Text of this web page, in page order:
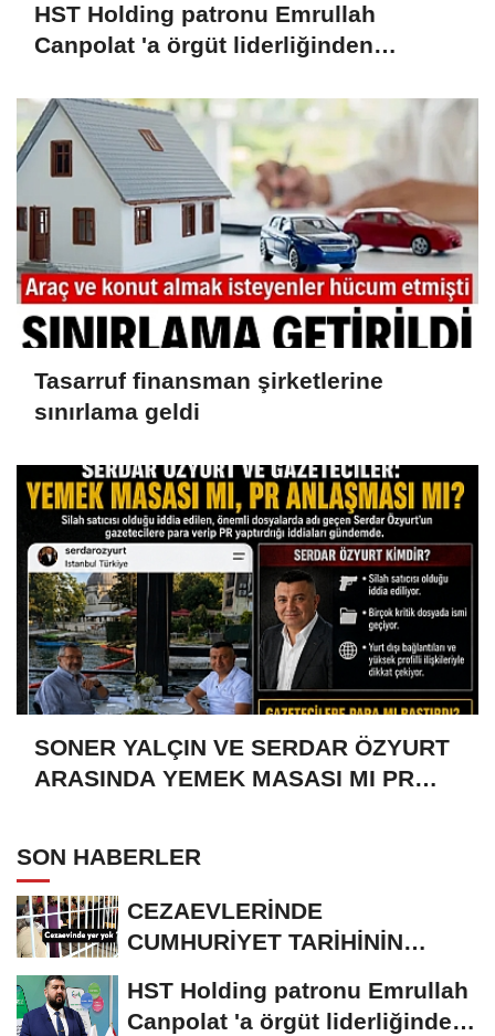
HST Holding patronu Emrullah
Canpolat 'a örgüt liderliğinden
malvarlığına el konuldu
Tasarruf finansman şirketlerine
sınırlama geldi
SONER YALÇIN VE SERDAR ÖZYURT
ARASINDA YEMEK MASASI MI PR
SON HABERLER
CEZAEVLERİNDE
CUMHURİYET TARİHİNİN
KİŞİ...
HST Holding patronu Emrullah
Canpolat 'a örgüt liderliğinden